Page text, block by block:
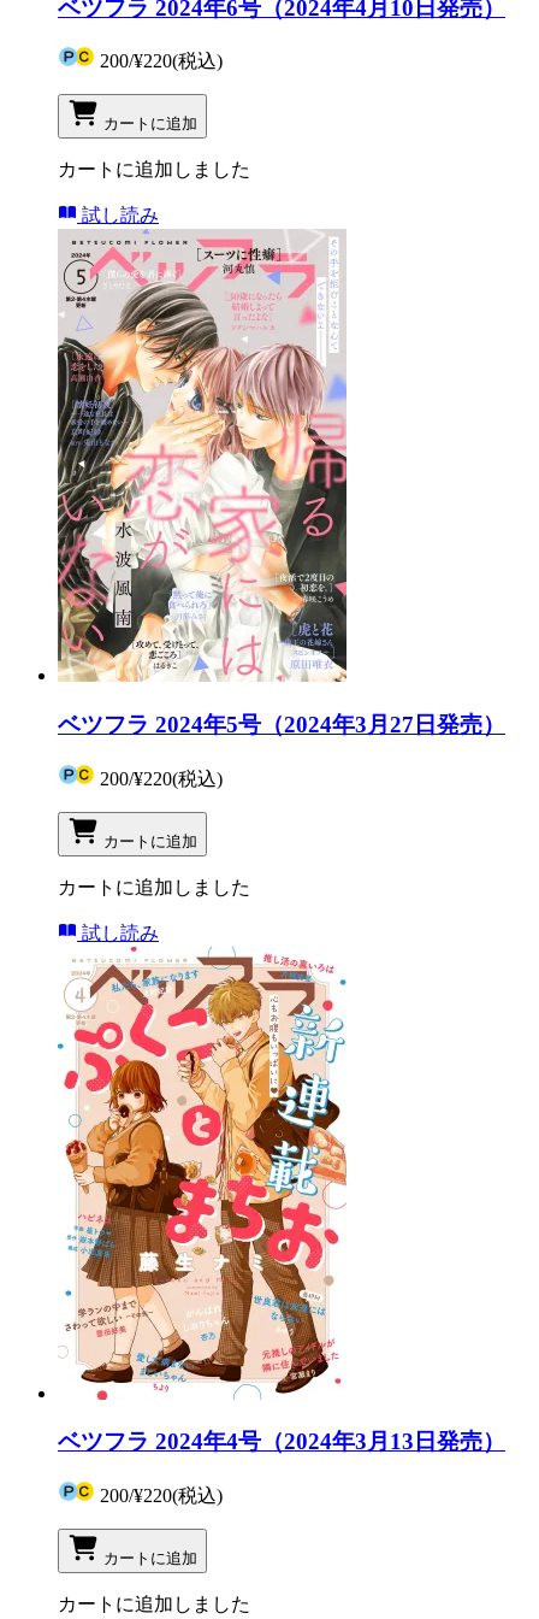
ベツフラ 2024年6号（2024年4月10日発売）
200/¥220(税込)
カートに追加
カートに追加しました
試し読み
ベツフラ 2024年5号（2024年3月27日発売）
200/¥220(税込)
カートに追加
カートに追加しました
試し読み
ベツフラ 2024年4号（2024年3月13日発売）
200/¥220(税込)
カートに追加
カートに追加しました